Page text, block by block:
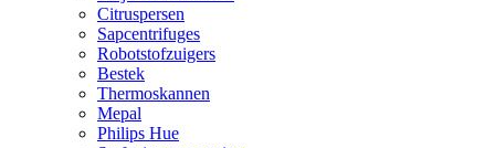
Citruspersen
Sapcentrifuges
Robotstofzuigers
Bestek
Thermoskannen
Mepal
Philips Hue